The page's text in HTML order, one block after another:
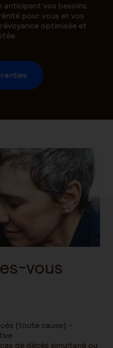
anticipant vos besoins.
pour vous et vos
optimisée et
vous
(toute cause) -
de décès simultané ou